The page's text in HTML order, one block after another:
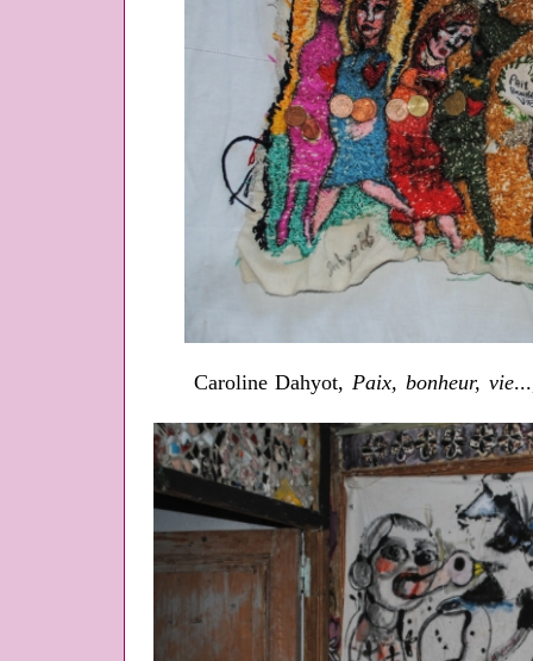
Caroline Dahyot,Paix, bonheur, vie